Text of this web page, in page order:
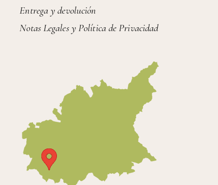
Entrega y devolución
Notas Legales y Política de Privacidad